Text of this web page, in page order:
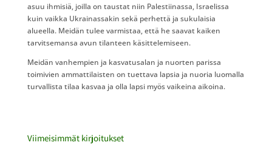
asuu ihmisiä, joilla on taustat niin Palestiinassa, Israelissa
kuin vaikka Ukrainassakin sekä perhettä ja sukulaisia
alueella. Meidän tulee varmistaa, että he saavat kaiken
tarvitsemansa avun tilanteen käsittelemiseen.
Meidän vanhempien ja kasvatusalan ja nuorten parissa
toimivien ammattilaisten on tuettava lapsia ja nuoria luomalla
turvallista tilaa kasvaa ja olla lapsi myös vaikeina aikoina.
Viimeisimmät kirjoitukset